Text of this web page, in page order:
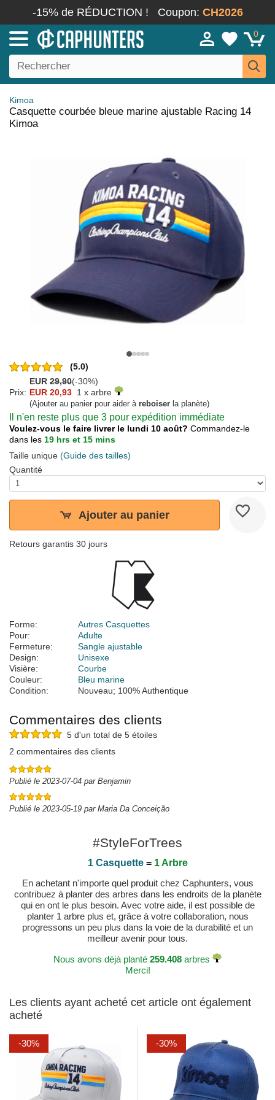
-15% de RÉDUCTION ! Coupon: CH2026
0
Kimoa
Casquette courbée bleue marine ajustable Racing 14
Kimoa
(5.0)
EUR 29,90(-30%)
Prix: EUR 20,93 1 x arbre
(Ajouter au panier pour aider à reboiser la planète)
Il n'en reste plus que 3 pour expédition immédiate
Voulez-vous le faire livrer le lundi 10 août? Commandez-le
dans les 19 hrs et 15 mins
Taille unique (Guide des tailles)
Quantité
Ajouter au panier
Retours garantis 30 jours
Forme:
Autres Casquettes
Pour:
Adulte
Fermeture:
Sangle ajustable
Design:
Unisexe
Visière:
Courbe
Couleur:
Bleu marine
Condition:
Nouveau; 100% Authentique
Commentaires des clients
5 d'un total de 5 étoiles
2 commentaires des clients
Publié le 2023-07-04 par Benjamin
Publié le 2023-05-19 par Maria Da Conceição
#StyleForTrees
1 Casquette= 1 Arbre
En achetant n'importe quel produit chez Caphunters, vous
contribuez à planter des arbres dans les endroits de la planète
qui en ont le plus besoin. Avec votre aide, il est possible de
planter 1 arbre plus et, grâce à votre collaboration, nous
progressons un peu plus dans la voie de la durabilité et un
meilleur avenir pour tous.
Nous avons déjà planté 259.408 arbres
Merci!
Les clients ayant acheté cet article ont également
acheté
-30% -30%